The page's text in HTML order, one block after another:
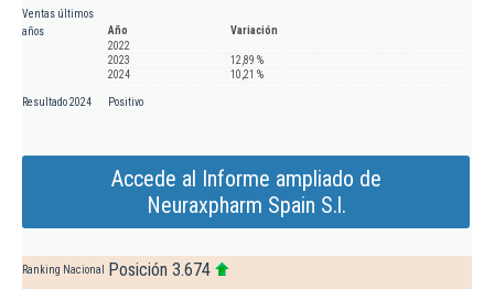
Ventas últimos
años
Año
Variación
2022
2023
12,89 %
2024
10,21 %
Resultado 2024 Positivo
Accede al Informe ampliado de
Neuraxpharm Spain S.l.
Ranking Nacional Posición 3.674